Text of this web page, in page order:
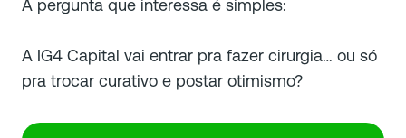
A pergunta que interessa é simples:
A IG4 Capital vai entrar pra fazer cirurgia… ou só
pra trocar curativo e postar otimismo?